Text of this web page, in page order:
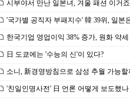
시부야서 만난 일본녀, 겨울 패션 이거
'국가별 공직자 부패지수' 韓 39위, 일본
한국기업 영업이익 38% 증가, 원화 약
日 도쿄에는 '수능의 신'이 있다?
소니, 新경영방침으로 삼성 추월 가능할
'친일인명사전' 日 언론 어떻게 보도했나